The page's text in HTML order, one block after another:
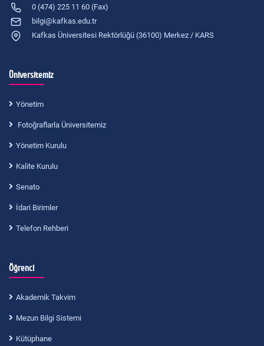
0 (474) 225 11 60 (Fax)
bilgi@kafkas.edu.tr
Kafkas Üniversitesi Rektörlüğü (36100) Merkez / KARS
Üniversitemiz
Yönetim
Fotoğraflarla Üniversitemiz
Yönetim Kurulu
Kalite Kurulu
Senato
İdari Birimler
Telefon Rehberi
Öğrenci
Akademik Takvim
Mezun Bilgi Sistemi
Kütüphane